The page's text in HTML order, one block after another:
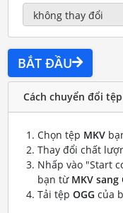
BẮT ĐẦU
Cách chuyển đổi tệp
Chọn tệp MKV
Thay đổi chất
Nhấp vào "Start
bạn từ MKV sang
Tải tệp OGG của